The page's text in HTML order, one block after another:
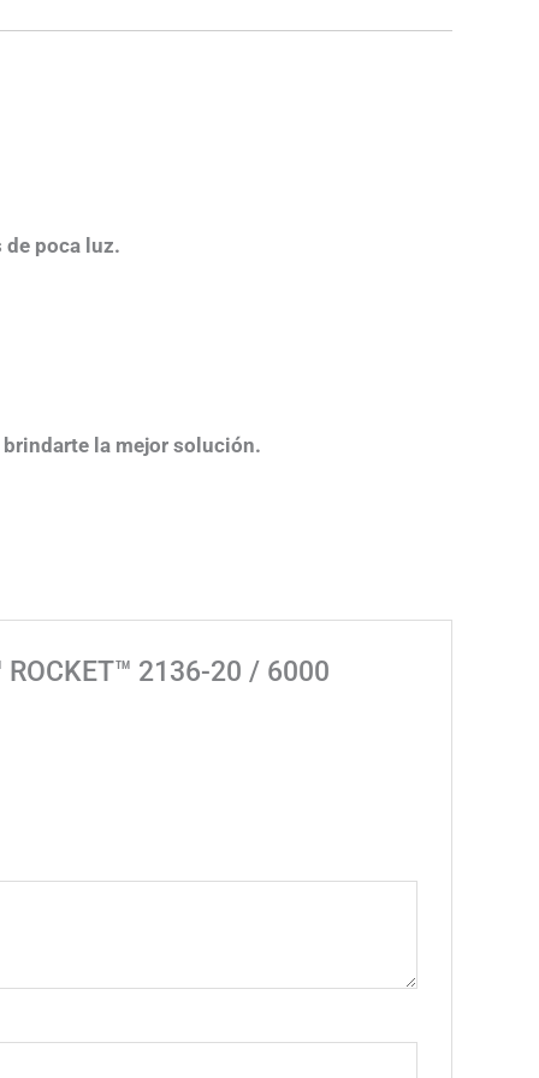
poca luz.​
la mejor solución.
2136-20 / 6000